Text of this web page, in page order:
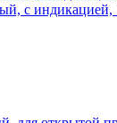
с